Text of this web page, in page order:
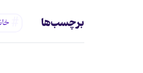
برچسب‌ها